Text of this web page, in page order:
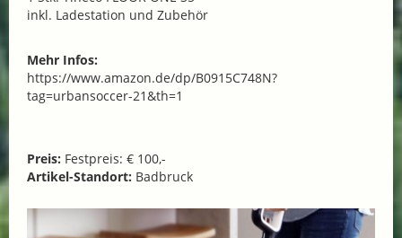
inkl. Ladestation und Zubehör
Mehr Infos:
https://www.amazon.de/dp/B0915C748N?
tag=urbansoccer-21&th=1
Preis: Festpreis: € 100,-
Artikel-Standort: Badbruck